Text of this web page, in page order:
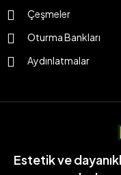
Estetik ve
Çeşmeler
Oturma Bankları
Aydınlatmalar